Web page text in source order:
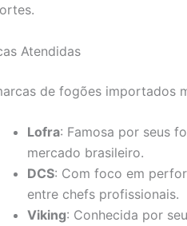
Atendidas
de fogões importados
Lofra: Famosa por seus
mercado brasileiro.
DCS: Com foco em
entre chefs profissionais.
Viking: Conhecida por